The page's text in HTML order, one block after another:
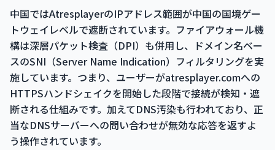
中国ではAtresplayerのIPアドレス範囲が中国の国境ゲー
トウェイレベルで遮断されています。ファイアウォール機
構は深層パケット検査（DPI）も併用し、ドメイン名ベー
スのSNI（Server Name Indication）フィルタリングを実
施しています。つまり、ユーザーがatresplayer.comへの
HTTPSハンドシェイクを開始した段階で接続が検知・遮
断される仕組みです。加えてDNS汚染も行われており、正
当なDNSサーバーへの問い合わせが無効な応答を返すよ
う操作されています。